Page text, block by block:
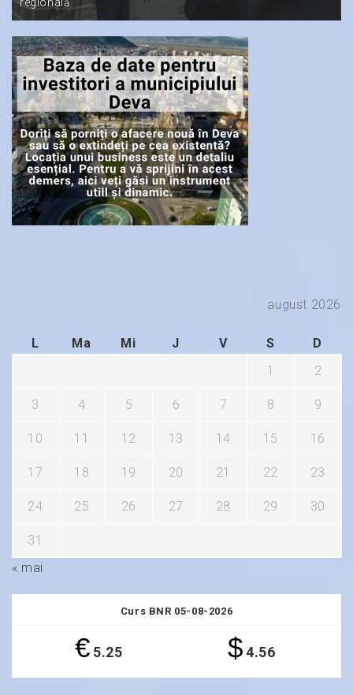
august 2026
L Ma Mi J V S
D
1
2
3 4 5 6 7 8 9
10 11 12 13 14 15 16
17 18 19 20 21 22 23
24 25 26 27 28 29 30
31
« mai
Curs BNR 05-08-2026
€ 5.25 $4.56